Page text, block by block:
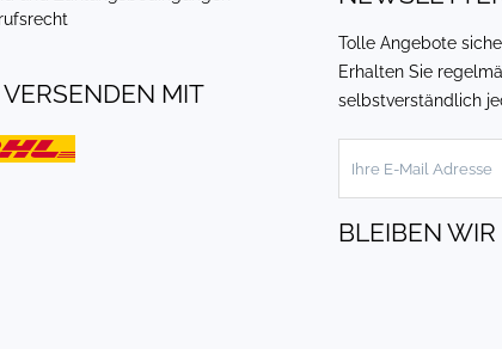
Tolle Angebote
Erhalten Sie
selbstverständlich
BLEIBEN
MIT